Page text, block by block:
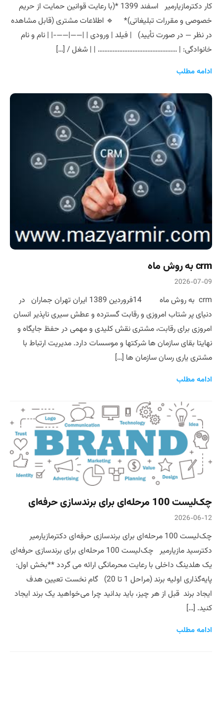
کار دکترمازیارمیر اسفند 1399 *(با رعایت قوانین حمایت از حریم
خصوصی و مقررات تبلیغاتی)* 🔹 اطلاعات مشتری (قابل مشاهده
در نظر — در صورت تأیید) | فیلد | ورودی | |——|——-| | نام و نام
خانوادگی: | ………………………………………… | | شغل / […]
ادامه مطلب
crm به روش ماه
2026-07-09
crm به روش ماه 14فروردین 1389 ایران تهران جماران در
دنیای پر شتاب امروزی و رقابت گسترده و عطش سیری ناپذیر انسان
امروزی برای رقابت، مشتری نقش کلیدی و مهمی در حفظ جایگاه و
نهایتا بقای سازمان ها شرکتها و موسسات دارد. مدیریت ارتباط با
مشتری یاری رسان سازمان ها […]
ادامه مطلب
چک‌لیست 100 مرحله‌ای برای برندسازی حرفه‌ای
2026-06-12
چک‌لیست 100 مرحله‌ای برای برندسازی حرفه‌ای دکترمازیارمیر
دکترسید مازیارمیر چک‌لیست 100 مرحله‌ای برای برندسازی حرفه‌ای
یک هلدینگ داخلی با رعایت محرمانگی ارائه می گردد **بخش اول:
پایه‌گذاری اولیه برند (مراحل 1 تا 20) گام نخست تعیین هدف
ایجاد برند قبل از هر چیز، باید بدانید چرا می‌خواهید یک برند ایجاد
کنید. […]
ادامه مطلب